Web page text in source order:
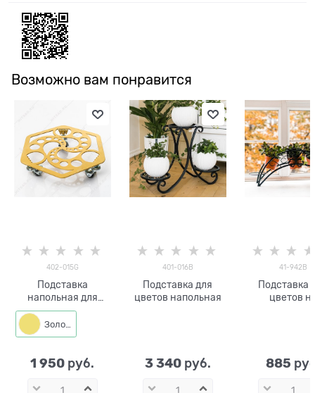
Возможно вам понравится
402-015G
Подставка
напольная для
цветов 402-015 на
колёсиках
Золото
1 950 руб.
401-016B
Подставка для
цветов напольная
3 340 руб.
41-942B
Подставка
цветов
885